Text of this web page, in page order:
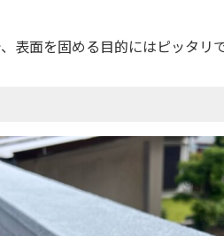
面を固める目的にはピッタリ